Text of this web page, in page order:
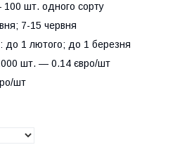
100 шт. одного сорту
7-15 червня
до 1 лютого; до 1 березня
шт. ― 0.14 євро/шт
шт